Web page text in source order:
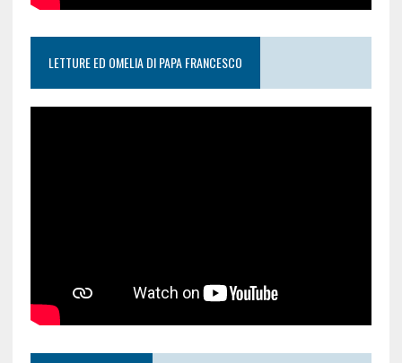
LETTURE ED OMELIA DI PAPA FRANCESCO